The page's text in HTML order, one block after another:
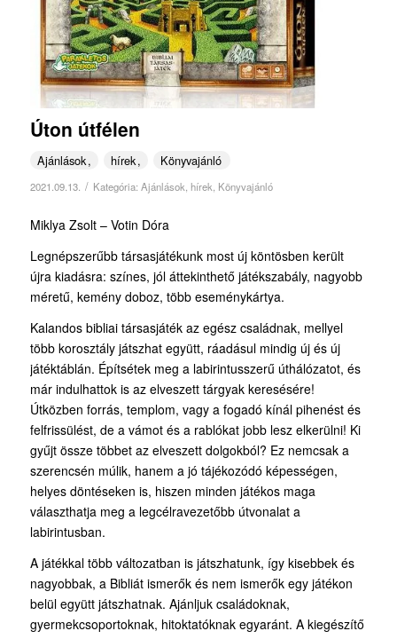
Úton útfélen
Ajánlások hírek Könyvajánló
2021.09.13. / Kategória: Ajánlások, hírek, Könyvajánló
Miklya Zsolt – Votin Dóra
Legnépszerűbb társasjátékunk most új köntösben került
újra kiadásra: színes, jól áttekinthető játékszabály, nagyobb
méretű, kemény doboz, több eseménykártya.
Kalandos bibliai társasjáték az egész családnak, mellyel
több korosztály játszhat együtt, ráadásul mindig új és új
játéktáblán. Építsétek meg a labirintusszerű úthálózatot, és
már indulhattok is az elveszett tárgyak keresésére!
Útközben forrás, templom, vagy a fogadó kínál pihenést és
felfrissülést, de a vámot és a rablókat jobb lesz elkerülni! Ki
gyűjt össze többet az elveszett dolgokból? Ez nemcsak a
szerencsén múlik, hanem a jó tájékozódó képességen,
helyes döntéseken is, hiszen minden játékos maga
választhatja meg a legcélravezetőbb útvonalat a
labirintusban.
A játékkal több változatban is játszhatunk, így kisebbek és
nagyobbak, a Bibliát ismerők és nem ismerők egy játékon
belül együtt játszhatnak. Ajánljuk családoknak,
gyermekcsoportoknak, hitoktatóknak egyaránt. A kiegészítő